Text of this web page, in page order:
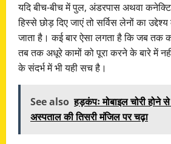
यदि बीच-बीच में पुल, अंडरपास अथवा
हिस्से छोड़ दिए जाएं तो सर्विस लेनों का
जाता है। कई बार ऐसा लगता है कि जब तक
तब तक अधूरे कामों को पूरा करने के बारे में नहीं
के संदर्भ में भी यही सच है।
See also हड़कंपः मोबाइल चोरी
अस्पताल की तिसरी मंजिल पर चढ़ा